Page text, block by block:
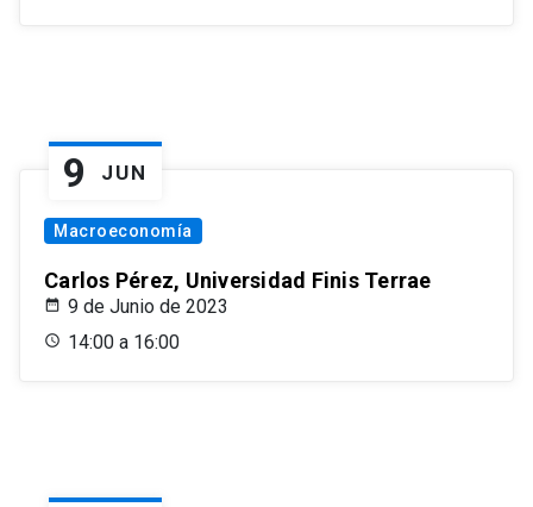
9 JUN
Macroeconomía
Carlos Pérez, Universidad Finis Terrae
9 de Junio de 2023
14:00 a 16:00